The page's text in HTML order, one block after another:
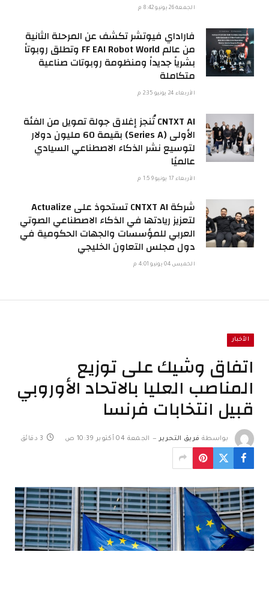
الجمعة 26 يونيو 8:42 م
فاراداي فيوتشر تكشف عن المرحلة الثانية
من عالم FF EAI Robot World وتطلق روبوتاً
بشرياً جديداً ومنظومة روبوتات صناعية
متكاملة
الأربعاء 24 يونيو 2:35 م
CNTXT AI تُنجز إغلاق جولة تمويل من الفئة
الأولى (Series A) بقيمة 60 مليون دولار
لتوسيع نشر الذكاء الاصطناعي السيادي
عالميًا
الأربعاء 17 يونيو 1:59 م
شركة CNTXT AI تستحوذ على Actualize
لتعزيز ريادتها في الذكاء الاصطناعي الصوتي
العربي للمؤسسات والجهات الحكومية في
دول مجلس التعاون الخليجي
الخميس 04 يونيو 4:01 م
الأخبار
اتفاق وشيك على توزيع
المناصب العليا بالاتحاد الأوروبي
قبيل انتخابات فرنسا
بواسطة فريق التحرير الجمعة 04 أكتوبر 10:39 ص 3 دقائق